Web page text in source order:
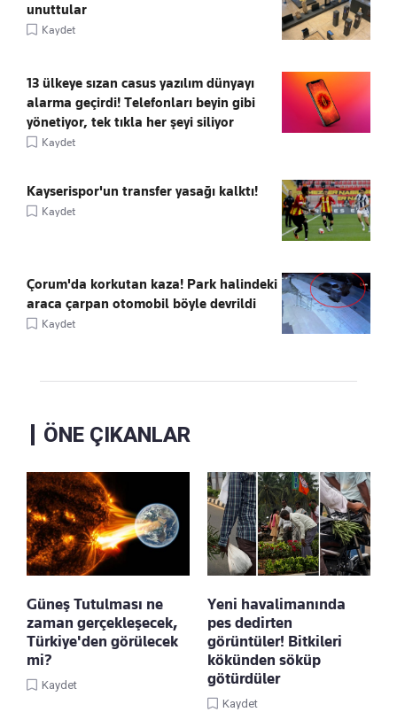
unuttular
Kaydet
13 ülkeye sızan casus yazılım dünyayı
alarma geçirdi! Telefonları beyin gibi
yönetiyor, tek tıkla her şeyi siliyor
Kaydet
Kayserispor'un transfer yasağı kalktı!
Kaydet
Çorum'da korkutan kaza! Park halindeki
araca çarpan otomobil böyle devrildi
Kaydet
ÖNE ÇIKANLAR
Güneş Tutulması ne
zaman gerçekleşecek,
Türkiye'den görülecek
mi?
Kaydet
Yeni havalimanında
pes dedirten
görüntüler! Bitkileri
kökünden söküp
götürdüler
Kaydet